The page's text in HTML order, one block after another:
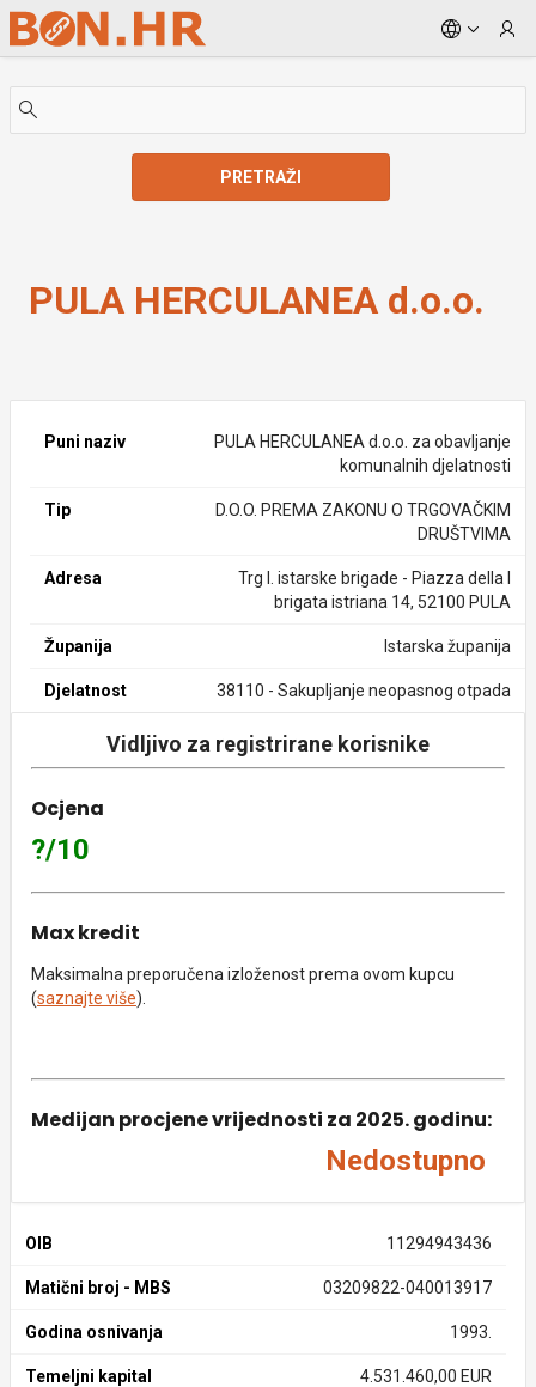
Skip to Main Content
PRETRAŽI
PULA HERCULANEA d.o.o.
Puni naziv
PULA HERCULANEA d.o.o. za obavljanje
komunalnih djelatnosti
Tip
D.O.O. PREMA ZAKONU O TRGOVAČKIM
DRUŠTVIMA
Adresa
Trg I. istarske brigade - Piazza della I
brigata istriana 14, 52100 PULA
Županija Istarska županija
Djelatnost 38110 - Sakupljanje neopasnog otpada
Vidljivo za registrirane korisnike
Ocjena
?/10
Max kredit
Maksimalna preporučena izloženost prema ovom kupcu
(saznajte više).
Medijan procjene vrijednosti za 2025. godinu:
Nedostupno
OIB 11294943436
Matični broj - MBS 03209822-040013917
Godina osnivanja 1993.
Temeljni kapital 4.531.460,00 EUR